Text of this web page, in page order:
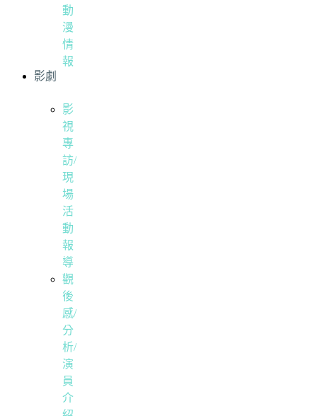
動
漫
情
報
影劇
影
視
專
訪/
現
場
活
動
報
導
觀
後
感/
分
析/
演
員
介